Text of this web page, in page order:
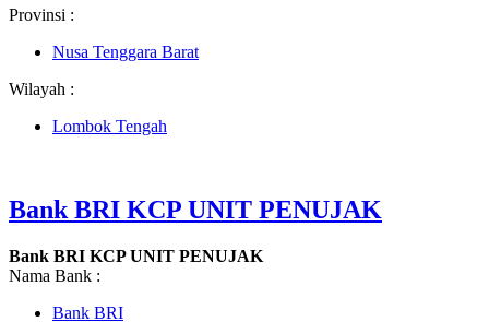
Provinsi :
Nusa Tenggara Barat
Wilayah :
Lombok Tengah
Bank BRI KCP UNIT PENUJAK
Bank BRI KCP UNIT PENUJAK
Nama Bank :
Bank BRI